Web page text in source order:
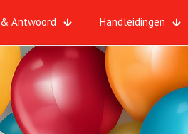
Antwoord Handleidingen